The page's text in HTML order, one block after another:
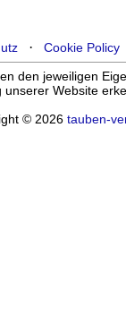
· Cookie Policy
den jeweiligen
unserer Website
© 2026 tauben-